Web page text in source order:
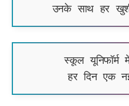
उनके साथ हर
स्कूल
हर दिन एक